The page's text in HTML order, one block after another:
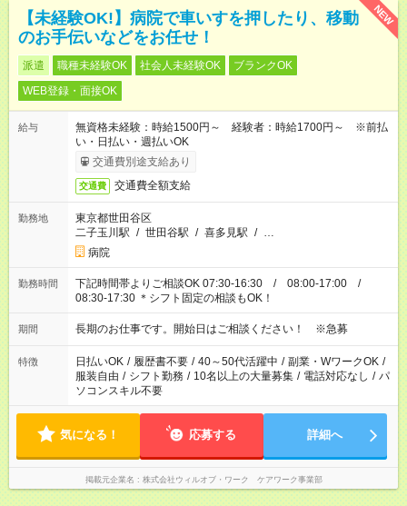
NEW
【未経験OK!】病院で車いすを押したり、移動
のお手伝いなどをお任せ！
派遣 職種未経験OK 社会人未経験OK
ブランクOK
WEB登録・面接OK
給与
無資格未経験：時給1500円～ 経験者：時給1700円～ ※前払
い・日払い・週払いOK
交通費別途支給あり
交通費 交通費全額支給
勤務地
東京都世田谷区
二子玉川駅 / 世田谷駅 / 喜多見駅 / …
病院
勤務時間
下記時間帯よりご相談OK 07:30-16:30 / 08:00-17:00 /
08:30-17:30 ＊シフト固定の相談もOK！
期間 長期のお仕事です。開始日はご相談ください！ ※急募
特徴 日払いOK / 履歴書不要 / 40～50代活躍中 / 副業・WワークOK /
服装自由 / シフト勤務 / 10名以上の大量募集 / 電話対応なし / パ
ソコンスキル不要
気になる！ 応募する 詳細へ
掲載元企業名 株式会社ウィルオブ・ワーク ケアワーク事業部